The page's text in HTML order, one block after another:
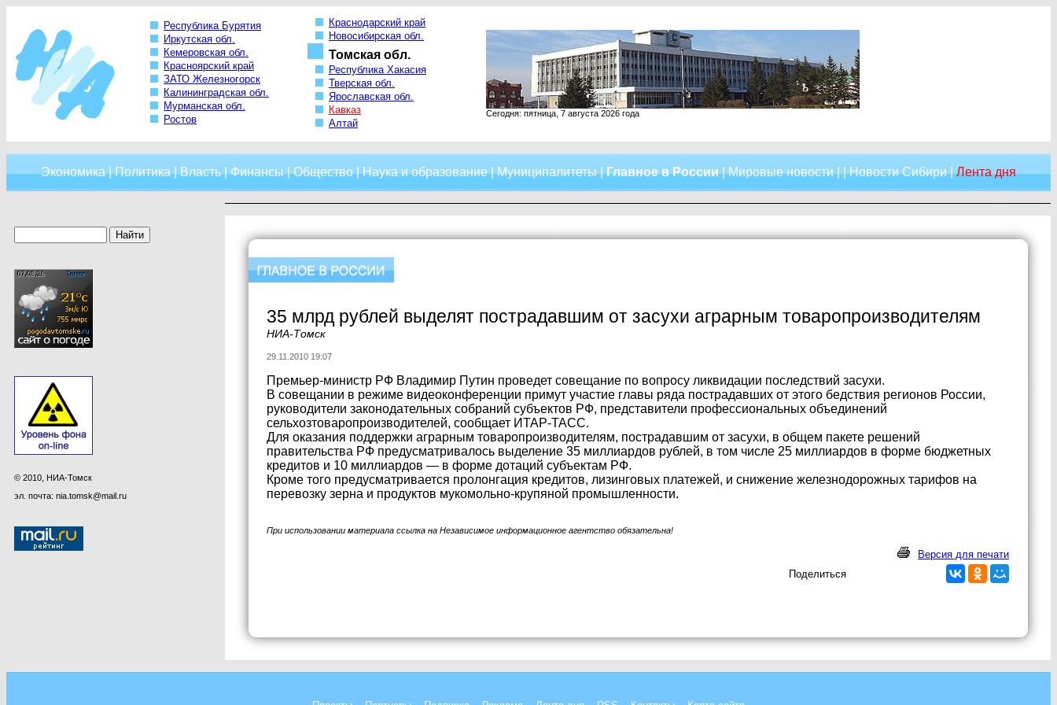
Республика Бурятия
Иркутская обл.
Кемеровская обл.
Красноярский край
ЗАТО Железногорск
Калининградская обл.
Мурманская обл.
Ростов
Краснодарский край
Новосибирская обл.
Томская обл.
Республика Хакасия
Тверская обл.
Ярославская обл.
Кавказ
Алтай
Сегодня: пятница, 7 августа 2026 года
Экономика|Политика|Власть|Финансы|Общество|Наука и образование|Муниципалитеты|Главное в России|Мировые новости| |Новости Сибири|Лента дня
© 2010, НИА-Томск
эл. почта: nia.tomsk@mail.ru
35 млрд рублей выделят пострадавшим от засухи аграрным товаропроизводителям
НИА-Томск
29.11.2010 19:07
Премьер-министр РФ Владимир Путин проведет совещание по вопросу ликвидации последствий засухи.
В совещании в режиме видеоконференции примут участие главы ряда пострадавших от этого бедствия регионов России,
руководители законодательных собраний субъектов РФ, представители профессиональных объединений
сельхозтоваропроизводителей, сообщает ИТАР-ТАСС.
Для оказания поддержки аграрным товаропроизводителям, пострадавшим от засухи, в общем пакете решений
правительства РФ предусматривалось выделение 35 миллиардов рублей, в том числе 25 миллиардов в форме бюджетных
кредитов и 10 миллиардов — в форме дотаций субъектам РФ.
Кроме того предусматривается пролонгация кредитов, лизинговых платежей, и снижение железнодорожных тарифов на
перевозку зерна и продуктов мукомольно-крупяной промышленности.
При использовании материала ссылка на Независимое информационное агентство обязательна!
Версия для печати
Поделиться